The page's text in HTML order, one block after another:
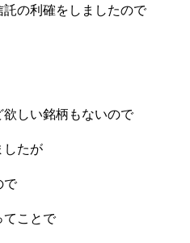
の利確をしましたので
しい銘柄もないので
したが
で
てことで